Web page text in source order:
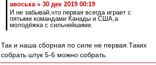
авоська » 30 дек 2019 00:19
И не забывай,что первая всегда играет с
пятыми командами Канады и США,а
молодёжка с сильнейшими.
Так и наша сборная по силе не первая.Таких
собрать штук 5-6 можно собрать.